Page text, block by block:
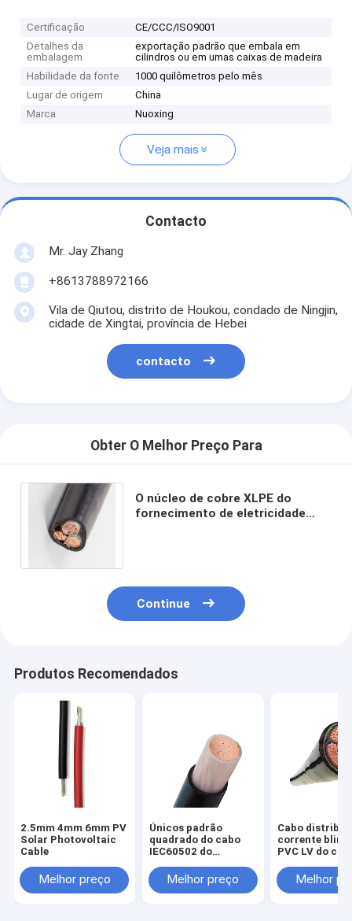
Certificação
CE/CCC/ISO9001
Detalhes da
embalagem
exportação padrão que embala em
cilindros ou em umas caixas de madeira
Habilidade da fonte
1000 quilômetros pelo mês
Lugar de origem
China
Marca
Nuoxing
Veja mais
Contacto
Mr. Jay Zhang
+8613788972166
Vila de Qiutou, distrito de Houkou, condado de Ningjin,
cidade de Xingtai, província de Hebei
contacto
Obter O Melhor Preço Para
O núcleo de cobre XLPE do
fornecimento de eletricidade
Continue
Produtos Recomendados
2.5mm 4mm 6mm PV
Solar Photovoltaic
Cable
Melhor preço
Únicos padrão
quadrado do cabo
IEC60502 do
baixa tensão 300 do
núcleo
Melhor preço
Cabo
corrente
PVC LV do
70mmMelhor